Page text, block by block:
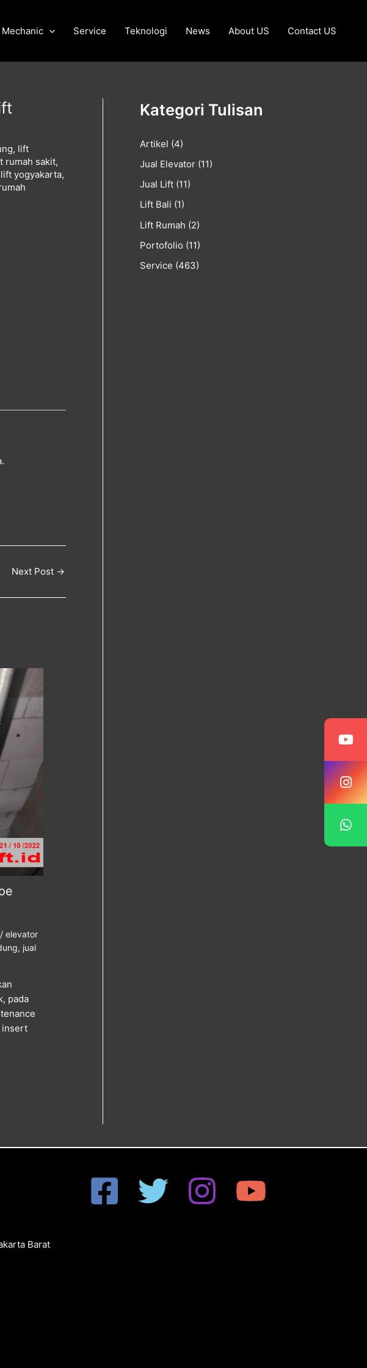
Service Teknologi News About US Contact US
, lift
rumah sakit,
lift yogyakarta,
Next Post →
/ elevator
, jual
pada
insert
Kategori Tulisan
Artikel (4)
Jual Elevator (11)
Jual Lift (11)
Lift Bali (1)
Lift Rumah (2)
Portofolio (11)
Service (463)
Barat